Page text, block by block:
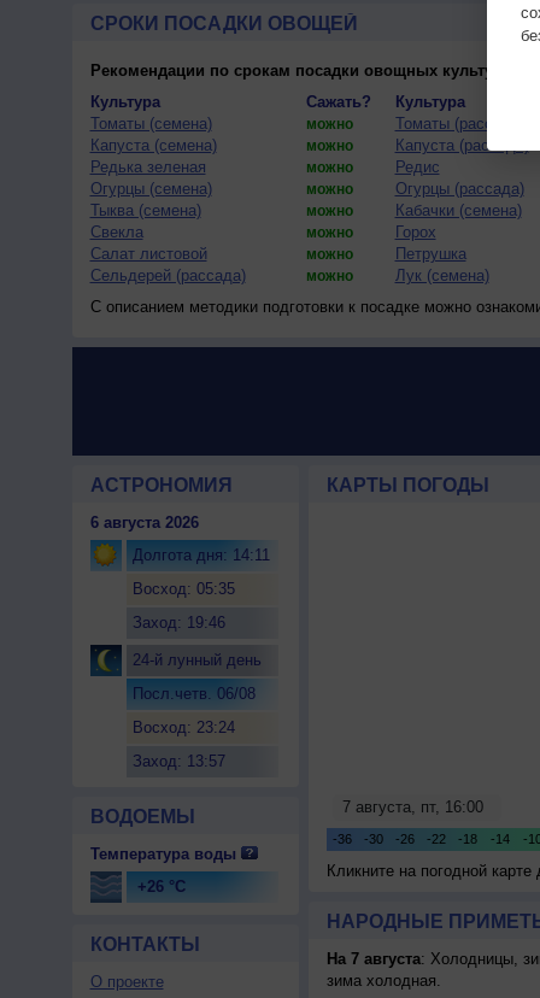
СРОКИ ПОСАДКИ ОВОЩЕЙ
Рекомендации по срокам посадки овощных культур
Культура
Сажать? Культура
Томаты (семена)
можно Томаты (рассада)
Капуста (семена) можно Капуста (рассада)
Редька зеленая можно Редис
Огурцы (семена) можно Огурцы (рассада)
Тыква (семена) можно Кабачки (семена)
Свекла можно Горох
Салат листовой можно Петрушка
Сельдерей (рассада) можно Лук (семена)
С описанием методики подготовки к посадке можно
АСТРОНОМИЯ
6 августа 2026
Долгота дня: 14:11
Восход: 05:35
Заход: 19:46
24-й лунный день
Посл.четв. 06/08
Восход: 23:24
Заход: 13:57
ВОДОЕМЫ
Температура воды
+26 °C
КОНТАКТЫ
О проекте
КАРТЫ ПОГОДЫ
Кликните на погодной
НАРОДНЫЕ
На 7 августа: Холодницы,
зима холодная.